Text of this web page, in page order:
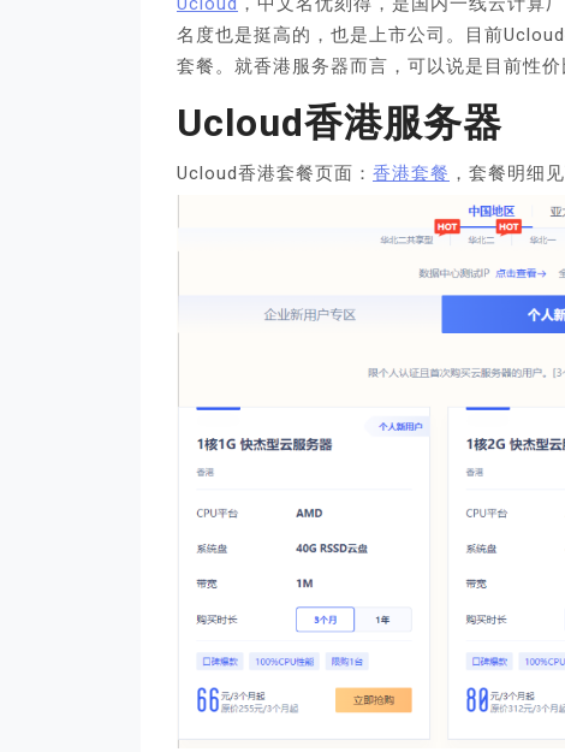
名度也是挺高的，也是上市公司。目前
套餐。就香港服务器而言，可以说是目前性价
Ucloud香港服务器
Ucloud香港套餐页面： 香港套餐 ，套餐明细